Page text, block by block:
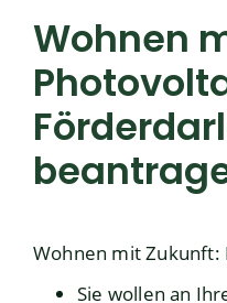
Wohnen
Wohnen mit Zukunft:
Sie wollen an